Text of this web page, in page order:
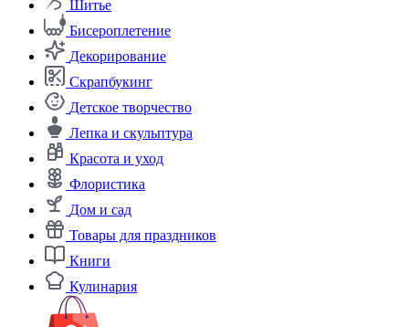
Шитье
Бисероплетение
Декорирование
Скрапбукинг
Детское творчество
Лепка и скульптура
Красота и уход
Флористика
Дом и сад
Товары для праздников
Книги
Кулинария